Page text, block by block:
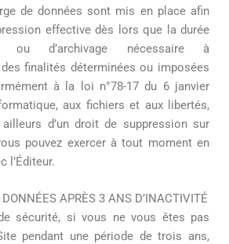
de données sont mis en place afin
effective dès lors que la durée
ou d’archivage nécessaire à
des finalités déterminées ou imposées
à la loi n°78-17 du 6 janvier
aux fichiers et aux libertés,
d’un droit de suppression sur
pouvez exercer à tout moment en
l’Éditeur.
APRÈS 3 ANS D’INACTIVITÉ
sécurité, si vous ne vous êtes pas
pendant une période de trois ans,